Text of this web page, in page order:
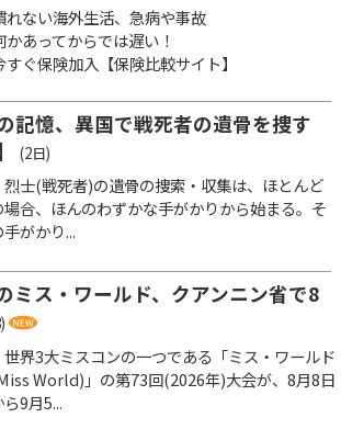
れない海外生活、急病や事故
かあってからでは遅い！
すぐ保険加入【保険比較サイト】
記憶、異国で戦死者の遺骨を捜す
(2日)
烈士(戦死者)の遺骨の捜索・収集は、ほとんど
場合、ほんのわずかな手がかりから始まる。そ
手がかり...
ミス・ワールド、クアンニン省で8
世界3大ミスコンの一つである「ミス・ワールド
World)」の第73回(2026年)大会が、8月8日
ら9月5...